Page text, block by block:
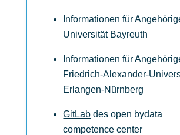
Informationen für
Universität Bayreuth
Informationen für
Friedrich-Alexander-
Erlangen-Nürnberg
GitLab des open bydata
competence center